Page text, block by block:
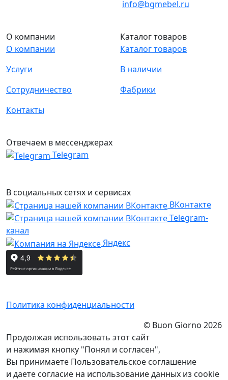
info@bgmebel.ru
О компании
О компании
Услуги
Сотрудничество
Контакты
Каталог товаров
Каталог товаров
В наличии
Фабрики
Отвечаем в мессенджерах
Telegram
В социальных сетях и сервисах
ВКонтакте
Telegram-
канал
Яндекс
Политика конфиденциальности
© Buon Giorno 2026
Продолжая использовать этот сайт
и нажимая кнопку "Понял и согласен",
Вы принимаете Пользовательское соглашение
и даете согласие на использование данных из cookie